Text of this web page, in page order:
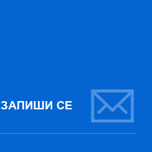
ЗАПИШИ СЕ